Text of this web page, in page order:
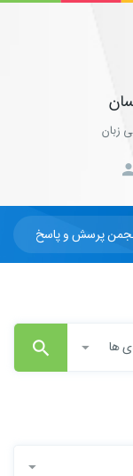
زبان
پرسش و پاسخ
ها